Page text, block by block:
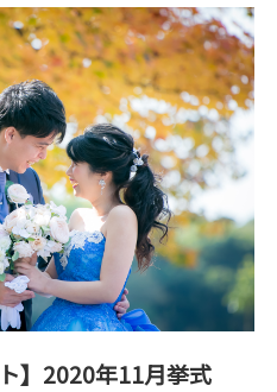
】2020年11月挙式